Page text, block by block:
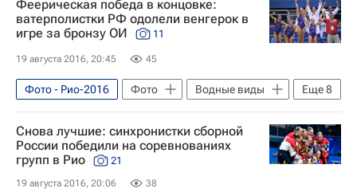
Аниуар Гедуев
Сборная России - Рио-2016
Бокс - Рио-2016
Летние Олимпийские игры 2016
Россия на Олимпиаде 2016
Виталий Дунайцев
Феерическая победа в концовке:
ватерполистки РФ одолели венгерок в
игре за бронзу ОИ
11
19 августа 2016, 20:45 45
Еще8
Фото - Рио-2016 Фото
Водные виды
Олимпийские игры
Спорт
Сборная России - Рио-2016
Водное поло - Рио-2016
Летние Олимпийские игры 2016
Снова лучшие: синхронистки сборной
России победили на соревнованиях
групп в Рио
21
19 августа 2016, 20:06 38